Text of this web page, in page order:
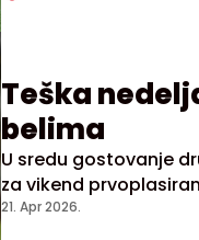
Teška
belima
U sredu gostovanje
za vikend
21. Apr 2026.